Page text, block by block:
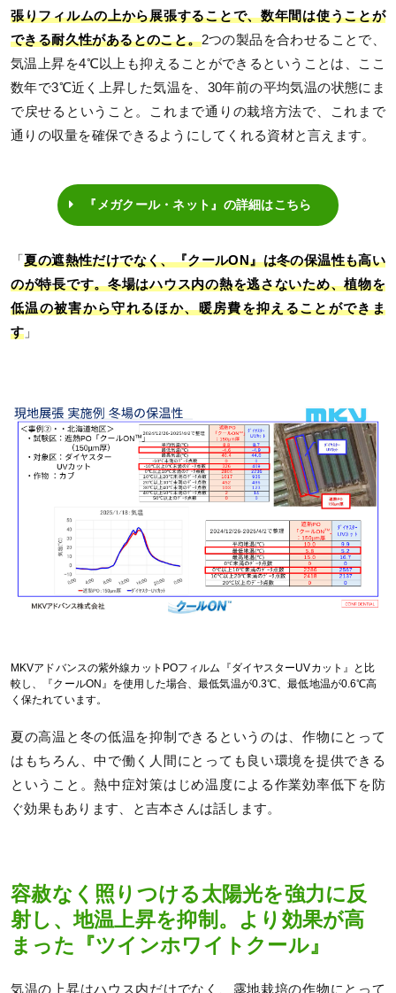
張りフィルムの上から展張することで、数年間は使うことが
できる耐久性があるとのこと。2つの製品を合わせることで、
気温上昇を4℃以上も抑えることができるということは、ここ
数年で3℃近く上昇した気温を、30年前の平均気温の状態にま
で戻せるということ。これまで通りの栽培方法で、これまで
通りの収量を確保できるようにしてくれる資材と言えます。
『メガクール・ネット』の詳細はこちら
「夏の遮熱性だけでなく、『クールON』は冬の保温性も高い
のが特長です。冬場はハウス内の熱を逃さないため、植物を
低温の被害から守れるほか、暖房費を抑えることができま
す 」
MKVアドバンスの紫外線カットPOフィルム『ダイヤスターUVカット』と比
較し、『クールON』を使用した場合、最低気温が0.3℃、最低地温が0.6℃高
く保たれています。
夏の高温と冬の低温を抑制できるというのは、作物にとって
はもちろん、中で働く人間にとっても良い環境を提供できる
ということ。熱中症対策はじめ温度による作業効率低下を防
ぐ効果もあります、と吉本さんは話します。
容赦なく照りつける太陽光を強力に反
射し、地温上昇を抑制。より効果が高
まった『ツインホワイトクール』
気温の上昇はハウス内だけでなく、露地栽培の作物にとって